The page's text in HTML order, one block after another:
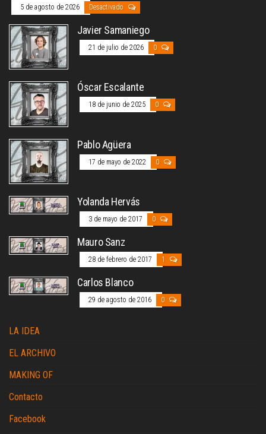
5 de agosto de 2026 Desactivado
Javier Samaniego
21 de julio de 2026 0
Óscar Escalante
18 de junio de 2025 0
Pablo Agüera
17 de mayo de 2022 0
Yolanda Hervás
3 de mayo de 2017 0
Mauro Sanz
28 de febrero de 2017 1
Carlos Blanco
29 de agosto de 2016 0
LA IDEA
EL ARCHIVO
MAKING OF
Contacto
Facebook